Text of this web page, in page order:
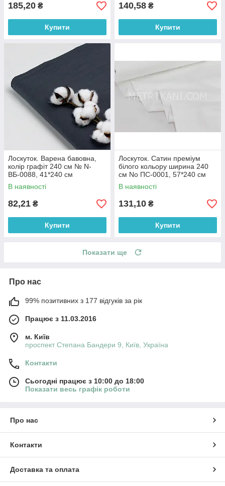
185,20 ₴
Купити
140,58 ₴
Купити
Лоскуток. Варена бавовна,
колір графіт 240 см № N-
ВБ-0088, 41*240 см
В наявності
82,21 ₴
Купити
Лоскуток. Сатин преміум
білого кольору ширина 240
см No ПС-0001, 57*240 см
В наявності
131,10 ₴
Купити
Показати ще
Про нас
99% позитивних з 177 відгуків за рік
Працює з 11.03.2016
м. Київ
проспект Степана Бандери 9, Київ, Україна
Контакти
Сьогодні працює з 10:00 до 18:00
Показати весь графік роботи
Про нас
Контакти
Доставка та оплата